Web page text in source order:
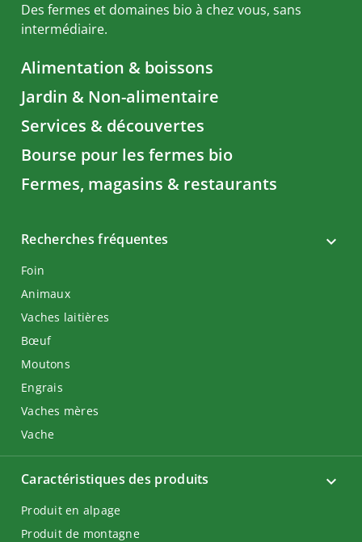
Des fermes et domaines bio à chez vous, sans
intermédiaire.
Alimentation & boissons
Jardin & Non-alimentaire
Services & découvertes
Bourse pour les fermes bio
Fermes, magasins & restaurants
Recherches fréquentes
Foin
Animaux
Vaches laitières
Bœuf
Moutons
Engrais
Vaches mères
Vache
Caractéristiques des produits
Produit en alpage
Produit de montagne